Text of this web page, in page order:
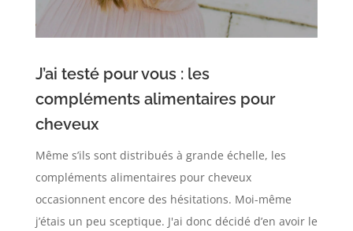
J’ai testé pour vous : les
compléments alimentaires pour
cheveux
Même s’ils sont distribués à grande échelle, les
compléments alimentaires pour cheveux
occasionnent encore des hésitations. Moi-même
j’étais un peu sceptique. J'ai donc décidé d’en avoir le